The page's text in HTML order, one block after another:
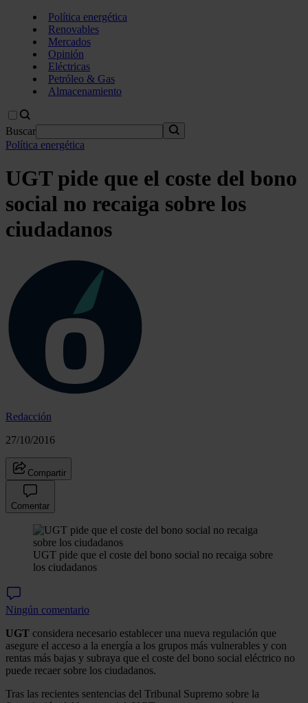
Política energética
Renovables
Mercados
Opinión
Eléctricas
Petróleo & Gas
Almacenamiento
Buscar
Política energética
UGT pide que el coste del bono
social no recaiga sobre los
ciudadanos
Redacción
27/10/2016
Compartir
Comentar
UGT pide que el coste del bono social no recaiga sobre
los ciudadanos
Ningún comentario
UGT considera necesario establecer una nueva regulación que
asegure el acceso a la energía a los grupos más vulnerables y con
rentas más bajas y subraya que el coste del bono social eléctrico no
puede recaer sobre los ciudadanos.
Tras las recientes sentencias del Tribunal Supremo sobre la